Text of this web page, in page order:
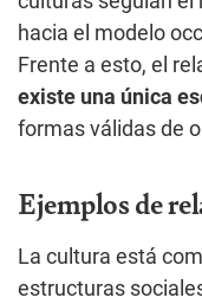
hacia el modelo
Frente a esto, el
existe una única
formas válidas de
Ejemplos de
La cultura está
estructuras